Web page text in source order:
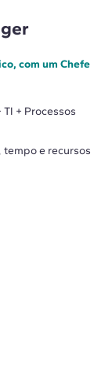
com um Chefe
+ Processos
e recursos